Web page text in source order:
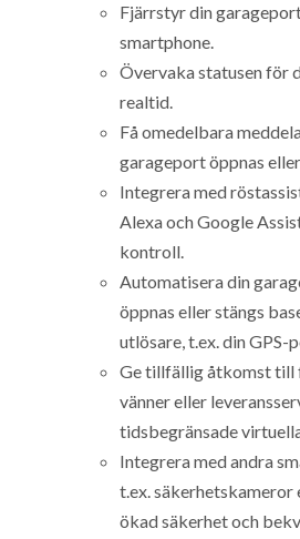
Fjärrstyr din
smartphone.
Övervaka statusen för
realtid.
Få omedelbara
garageport öppnas
Integrera med
Alexa och Google
kontroll.
Automatisera din
öppnas eller stängs
utlösare, t.ex. din GPS-
Ge tillfällig åtkomst till
vänner eller
tidsbegränsade
Integrera med andra
t.ex. säkerhetskameror
ökad säkerhet och